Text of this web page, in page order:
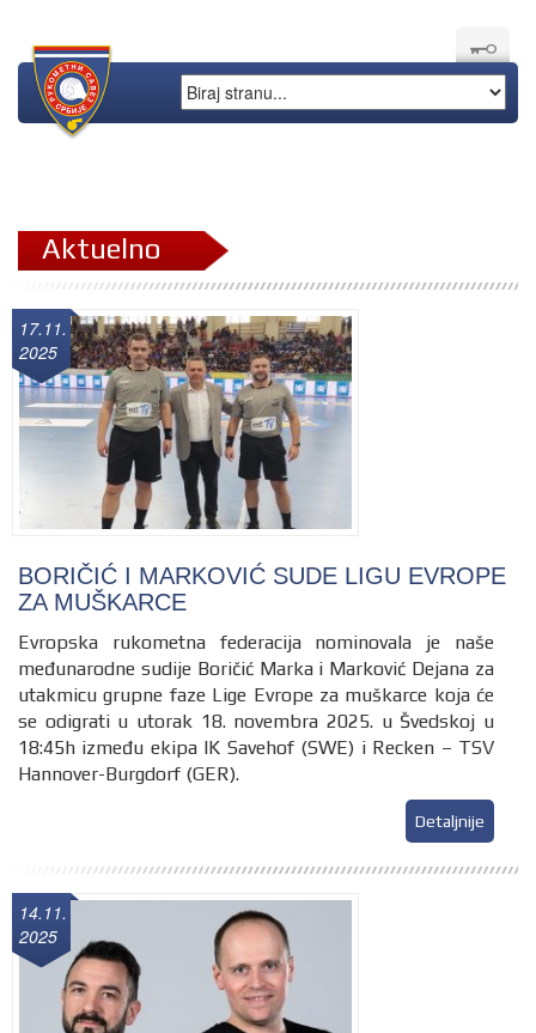
Aktuelno
17.11.
2025
BORIČIĆ I MARKOVIĆ SUDE LIGU EVROPE
ZA MUŠKARCE
Evropska rukometna federacija nominovala je naše
međunarodne sudije Boričić Marka i Marković Dejana za
utakmicu grupne faze Lige Evrope za muškarce koja će
se odigrati u utorak 18. novembra 2025. u Švedskoj u
18:45h između ekipa IK Savehof (SWE) i Recken – TSV
Hannover-Burgdorf (GER).
Detaljnije
14.11.
2025